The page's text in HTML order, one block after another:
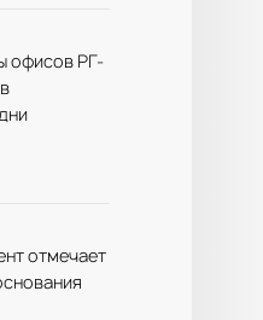
офисов РГ-
отмечает